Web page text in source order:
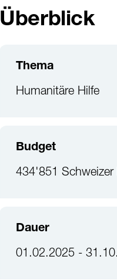
Überblick
Thema
Humanitäre Hilfe
Budget
434'851 Schweizer
Dauer
01.02.2025 -